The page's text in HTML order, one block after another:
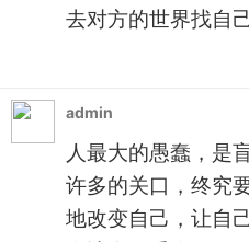
去对方的世界找自
admin
人最大的愚蠢，是
许多的关口，终究
地改变自己，让自